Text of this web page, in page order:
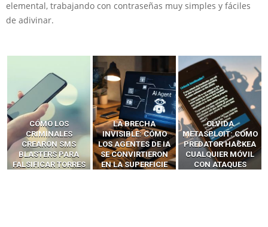
elemental, trabajando con contraseñas muy simples y fáciles
de adivinar.
LA BRECHA
INVISIBLE: CÓMO
LOS AGENTES DE IA
SE CONVIRTIERON
EN LA SUPERFICIE
OLVIDA
METASPLOIT: CÓMO
PREDATOR HACKEA
CUALQUIER MÓVIL
CON ATAQUES
CÓMO LOS HACKERS
INTERCEPTAN OTPS
Y LLAMADAS
MÓVILES SIN
‘HACKEAR’ — EL